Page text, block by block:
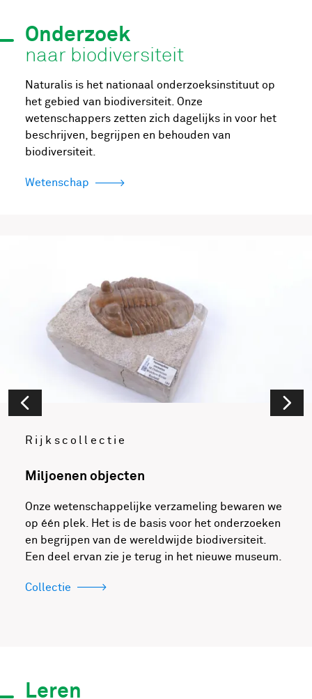
Onderzoek
naar biodiversiteit
Naturalis is het nationaal onderzoeksinstituut op
het gebied van biodiversiteit. Onze
wetenschappers zetten zich dagelijks in voor het
beschrijven, begrijpen en behouden van
biodiversiteit.
Wetenschap
Rijkscollectie
Miljoenen objecten
Onze wetenschappelijke verzameling bewaren we
op één plek. Het is de basis voor het onderzoeken
en begrijpen van de wereldwijde biodiversiteit.
Een deel ervan zie je terug in het nieuwe museum.
Collectie
Leren